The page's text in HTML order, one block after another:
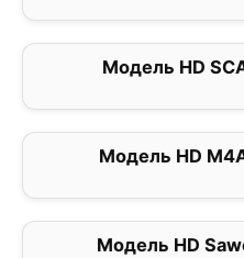
Модель HD
Модель HD
Модель HD